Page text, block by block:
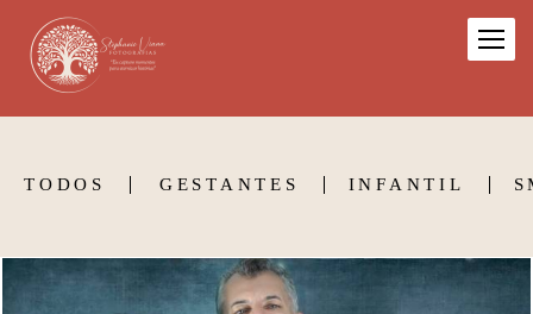
TODOS GESTANTES INFANTIL